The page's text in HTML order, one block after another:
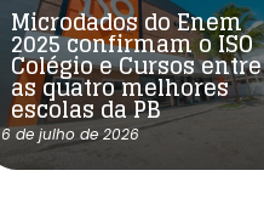
Microdados do Enem
2025 confirmam o ISO
Colégio e Cursos entre
as quatro melhores
escolas da PB
6 de julho de 2026